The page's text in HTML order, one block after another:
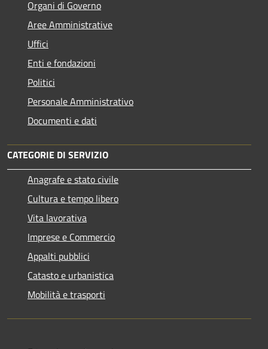
Organi di Governo
Aree Amministrative
Uffici
Enti e fondazioni
Politici
Personale Amministrativo
Documenti e dati
CATEGORIE DI SERVIZIO
Anagrafe e stato civile
Cultura e tempo libero
Vita lavorativa
Imprese e Commercio
Appalti pubblici
Catasto e urbanistica
Mobilità e trasporti